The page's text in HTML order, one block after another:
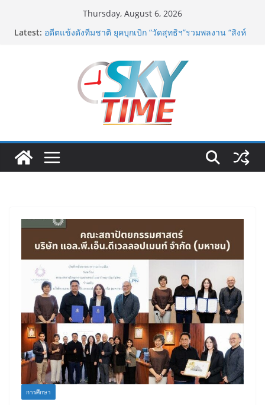
Thursday, August 6, 2026
Latest: มูลนิธิกองทุนนิยมไทย จับมือ กระทรวงวัฒนธรรม แถลง
เปิดตัวโครงการ ประกวดอัตลักษณ์อาหารภูมิภาค “รสถิ่น
อดีตแข้งดังทีมชาติ ยุคบุกเบิก “วัดสุทธิฯ”รวมพลงาน “สิงห์
สะพานปลา” คืนถิ่น 8 ส.ค.นี้
“นายกแก้ว”จากยูยิตสูชนะขาดนั่งบอร์ดการกีฬาเป็นสมัยที่
เครือข่ายลดบริโภคเค็ม ผลิตกิจกรรมสื่อสร้างสรรค์
สมาคมตำรวจ จัดกิจกรรม CSR เพื่อสาธารณะประโยชน์
ในพื้นที่ป่าละอู โรงเรียนตำรวจตระเวนชายแดนนเรศวร
การศึกษา